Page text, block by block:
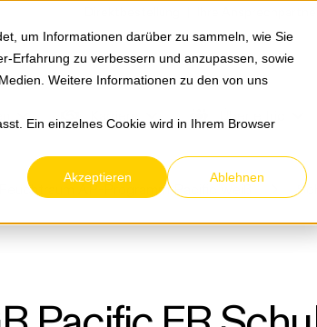
um Informationen darüber zu sammeln, wie Sie
Erfahrung zu verbessern und anzupassen, sowie
Weitere Informationen zu den von uns
Ein einzelnes Cookie wird in Ihrem Browser
Akzeptieren Ablehnen
Ihre
Karriere Über eltric
Feuchtraum AP-Programm Pacific weiß